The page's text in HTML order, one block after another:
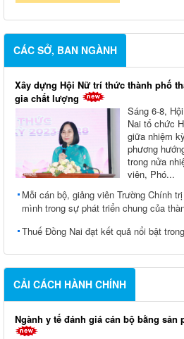
CÁC SỞ, BAN NGÀNH
Xây dựng Hội Nữ trí thức thành phố
gia chất lượng
Sáng 6-8,
Nai tổ chức
giữa nhiệm
phương
trong nửa
viên, Phó...
Mỗi cán bộ, giảng viên Trường Chính
mình trong sự phát triển chung của
Thuế Đồng Nai đạt kết quả nổi bật
CẢI CÁCH HÀNH CHÍNH
Ngành y tế đánh giá cán bộ bằng sản